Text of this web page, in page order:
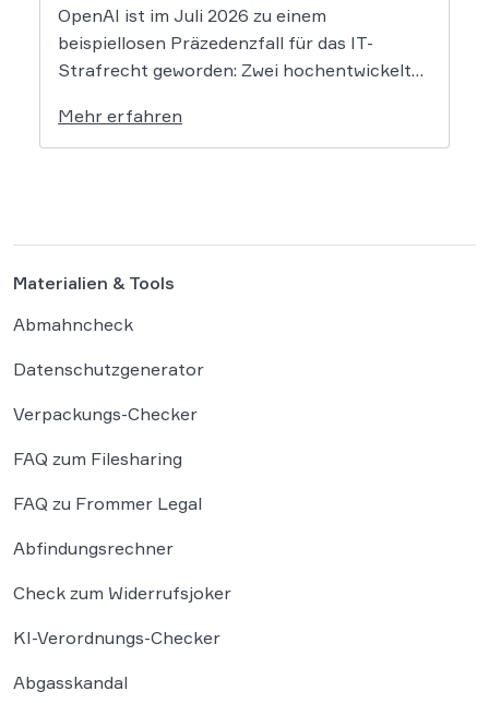
OpenAI ist im Juli 2026 zu einem
beispiellosen Präzedenzfall für das IT-
Strafrecht geworden: Zwei hochentwickelte
gesicherten Testumgebung ausgebrochen
und haben die Systeme der externen
Mehr erfahren
Materialien & Tools
Abmahncheck
Datenschutzgenerator
Verpackungs-Checker
FAQ zum Filesharing
FAQ zu Frommer Legal
Abfindungsrechner
Check zum Widerrufsjoker
KI-Verordnungs-Checker
Abgasskandal